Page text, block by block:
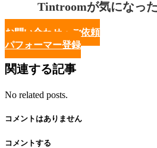
Tintroomが気になっ
お問い合わせ・ご依頼
パフォーマー登録
関連する記事
No related posts.
コメントはありません
コメントする